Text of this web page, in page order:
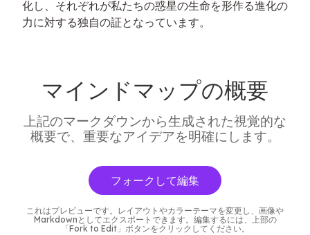
化し、それぞれが私たちの惑星の生命を形作る進化の
力に対する独自の証となっています。
マインドマップの概要
上記のマークダウンから生成された視覚的な
概要で、重要なアイデアを明確にします。
フォークして編集
これはプレビューです。レイアウトやカラーテーマを変更し、画像や
Markdownとしてエクスポートできます。編集するには、上部の
「Fork to Edit」ボタンをクリックしてください。